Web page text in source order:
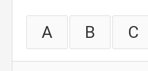
A B C